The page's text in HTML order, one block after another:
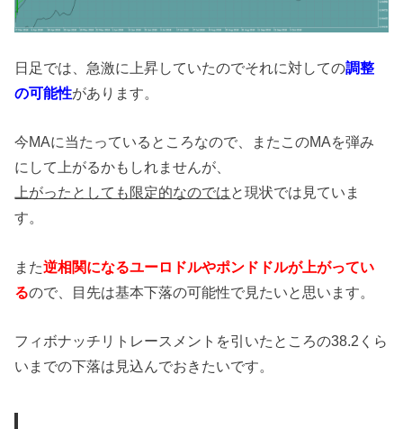
日足では、急激に上昇していたのでそれに対しての調整
の可能性があります。
今MAに当たっているところなので、またこのMAを弾み
にして上がるかもしれませんが、
上がったとしても限定的なのではと現状では見ていま
す。
また逆相関になるユーロドルやポンドドルが上がってい
るので、目先は基本下落の可能性で見たいと思います。
フィボナッチリトレースメントを引いたところの38.2くら
いまでの下落は見込んでおきたいです。